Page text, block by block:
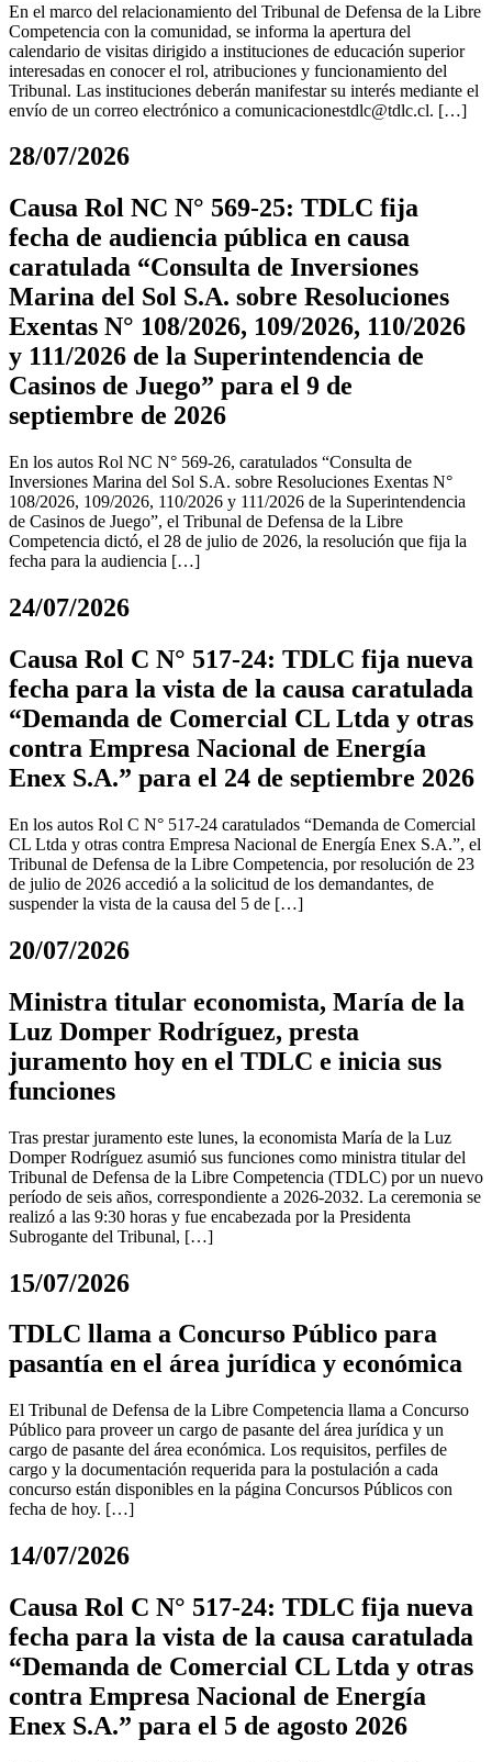
En el marco del relacionamiento del Tribunal de Defensa de la Libre
Competencia con la comunidad, se informa la apertura del
calendario de visitas dirigido a instituciones de educación superior
interesadas en conocer el rol, atribuciones y funcionamiento del
Tribunal. Las instituciones deberán manifestar su interés mediante el
envío de un correo electrónico a comunicacionestdlc@tdlc.cl. […]
28/07/2026
Causa Rol NC N° 569-25: TDLC fija
fecha de audiencia pública en causa
caratulada “Consulta de Inversiones
Marina del Sol S.A. sobre Resoluciones
Exentas N° 108/2026, 109/2026, 110/2026
y 111/2026 de la Superintendencia de
Casinos de Juego” para el 9 de
septiembre de 2026
En los autos Rol NC N° 569-26, caratulados “Consulta de
Inversiones Marina del Sol S.A. sobre Resoluciones Exentas N°
108/2026, 109/2026, 110/2026 y 111/2026 de la Superintendencia
de Casinos de Juego”, el Tribunal de Defensa de la Libre
Competencia dictó, el 28 de julio de 2026, la resolución que fija la
fecha para la audiencia […]
24/07/2026
Causa Rol C N° 517-24: TDLC fija nueva
fecha para la vista de la causa caratulada
“Demanda de Comercial CL Ltda y otras
contra Empresa Nacional de Energía
Enex S.A.” para el 24 de septiembre 2026
En los autos Rol C N° 517-24 caratulados “Demanda de Comercial
CL Ltda y otras contra Empresa Nacional de Energía Enex S.A.”, el
Tribunal de Defensa de la Libre Competencia, por resolución de 23
de julio de 2026 accedió a la solicitud de los demandantes, de
suspender la vista de la causa del 5 de […]
20/07/2026
Ministra titular economista, María de la
Luz Domper Rodríguez, presta
juramento hoy en el TDLC e inicia sus
funciones
Tras prestar juramento este lunes, la economista María de la Luz
Domper Rodríguez asumió sus funciones como ministra titular del
Tribunal de Defensa de la Libre Competencia (TDLC) por un nuevo
período de seis años, correspondiente a 2026-2032. La ceremonia se
realizó a las 9:30 horas y fue encabezada por la Presidenta
Subrogante del Tribunal, […]
15/07/2026
TDLC llama a Concurso Público para
pasantía en el área jurídica y económica
El Tribunal de Defensa de la Libre Competencia llama a Concurso
Público para proveer un cargo de pasante del área jurídica y un
cargo de pasante del área económica. Los requisitos, perfiles de
cargo y la documentación requerida para la postulación a cada
concurso están disponibles en la página Concursos Públicos con
fecha de hoy. […]
14/07/2026
Causa Rol C N° 517-24: TDLC fija nueva
fecha para la vista de la causa caratulada
“Demanda de Comercial CL Ltda y otras
contra Empresa Nacional de Energía
Enex S.A.” para el 5 de agosto 2026